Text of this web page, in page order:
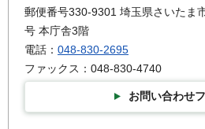
郵便番号330-9301 埼玉県さいたま
号 本庁舎3階
電話： 048-830-2695
ファックス：048-830-4740
お問い合わせ